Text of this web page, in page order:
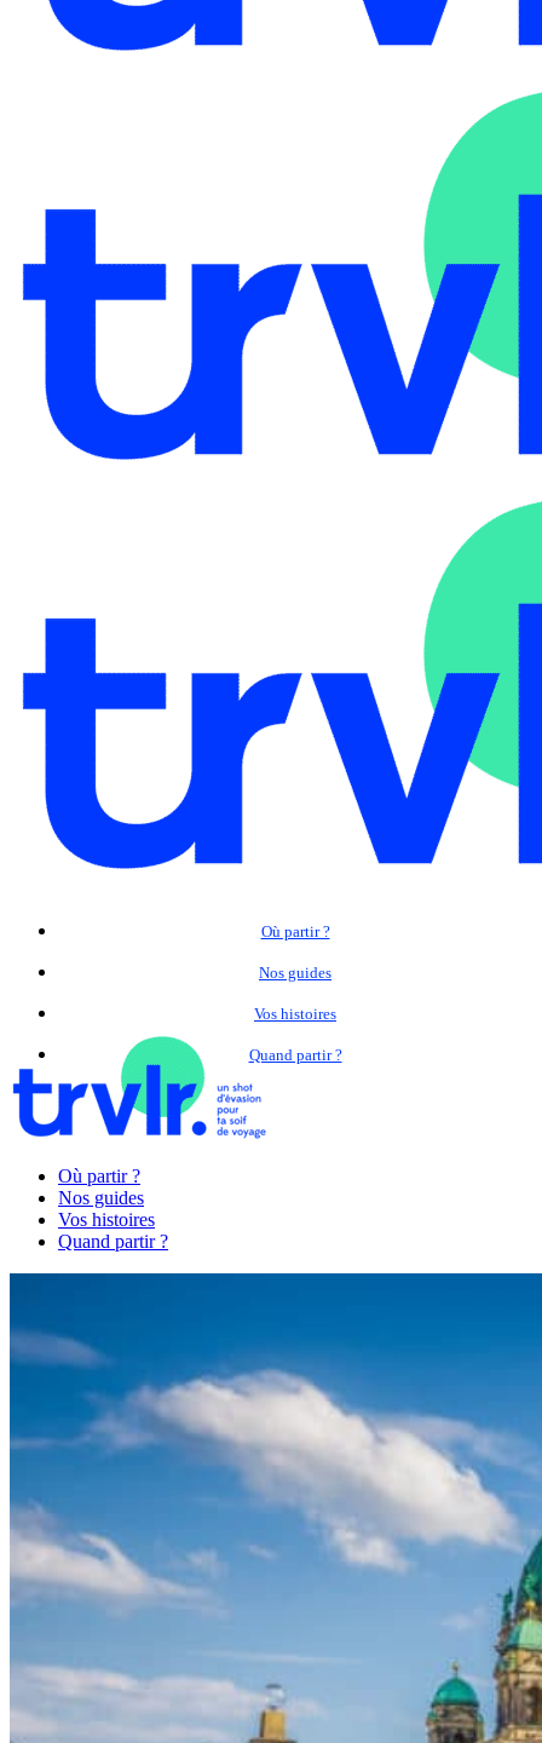
Où partir ?
Nos guides
Vos histoires
Quand partir ?
Où partir ?
Nos guides
Vos histoires
Quand partir ?